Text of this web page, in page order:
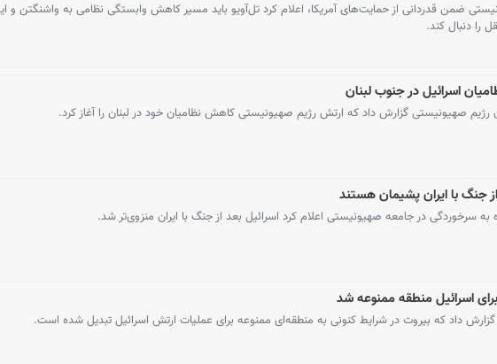
ضمن قدردانی از حمایت‌های آمریکا، اعلام کرد تل‌آویو باید مسیر کاهش وابستگی نظامی به واشنگتن و
را دنبال کند.
اسرائیل در جنوب لبنان
رژیم صهیونیستی گزارش داد که ارتش رژیم صهیونیستی کاهش نظامیان خود در لبنان را آغاز کرد.
جنگ با ایران پشیمان هستند
به سرخوردگی در جامعه صهیونیستی اعلام کرد اسرائیل بعد از جنگ با ایران منزوی‌تر شد.
اسرائیل منطقه ممنوعه شد
گزارش داد که بیروت در شرایط کنونی به منطقه‌ای ممنوعه برای عملیات ارتش اسرائیل تبدیل شده است.